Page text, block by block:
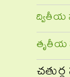
ద్వితీయ
తృతీయ